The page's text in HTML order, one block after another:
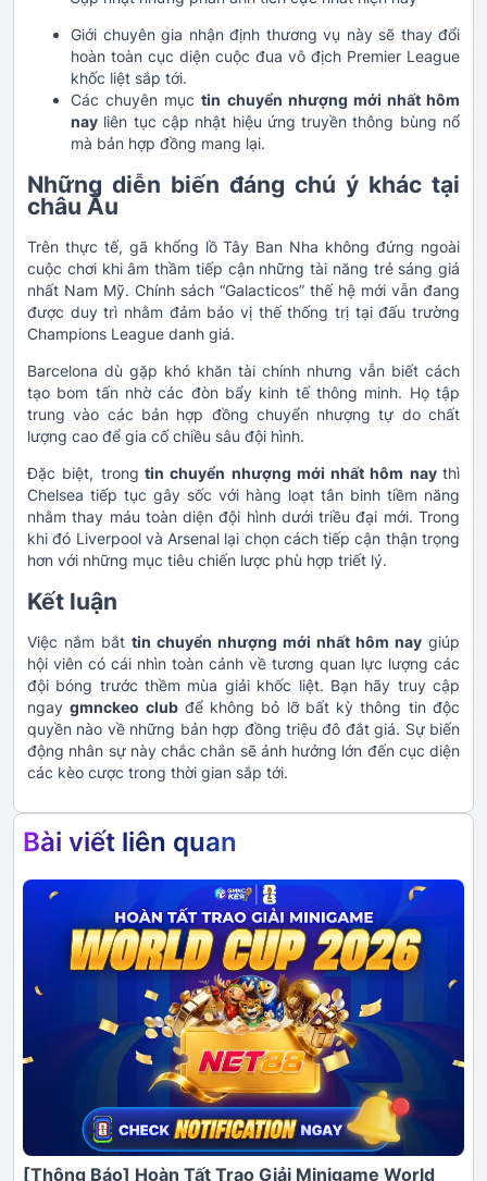
Giới chuyên gia nhận định thương vụ này sẽ thay đổi
hoàn toàn cục diện cuộc đua vô địch Premier League
khốc liệt sắp tới.
Các chuyên mụctin chuyển nhượng mới nhất hôm
nay liên tục cập nhật hiệu ứng truyền thông bùng nổ
mà bản hợp đồng mang lại.
Những diễn biến đáng chú ý khác tại
châu Âu
Trên thực tế, gã khổng lồ Tây Ban Nha không đứng ngoài
cuộc chơi khi âm thầm tiếp cận những tài năng trẻ sáng giá
nhất Nam Mỹ. Chính sách “Galacticos” thế hệ mới vẫn đang
được duy trì nhằm đảm bảo vị thế thống trị tại đấu trường
Champions League danh giá.
Barcelona dù gặp khó khăn tài chính nhưng vẫn biết cách
tạo bom tấn nhờ các đòn bẩy kinh tế thông minh. Họ tập
trung vào các bản hợp đồng chuyển nhượng tự do chất
lượng cao để gia cố chiều sâu đội hình.
Đặc biệt, trong tin chuyển nhượng mới nhất hôm naythì
Chelsea tiếp tục gây sốc với hàng loạt tân binh tiềm năng
nhằm thay máu toàn diện đội hình dưới triều đại mới. Trong
khi đó Liverpool và Arsenal lại chọn cách tiếp cận thận trọng
hơn với những mục tiêu chiến lược phù hợp triết lý.
Kết luận
Việc nắm bắt tin chuyển nhượng mới nhất hôm nay giúp
hội viên có cái nhìn toàn cảnh về tương quan lực lượng các
đội bóng trước thềm mùa giải khốc liệt. Bạn hãy truy cập
ngaygmnckeo clubđể không bỏ lỡ bất kỳ thông tin độc
quyền nào về những bản hợp đồng triệu đô đắt giá. Sự biến
động nhân sự này chắc chắn sẽ ảnh hưởng lớn đến cục diện
các kèo cược trong thời gian sắp tới.
Bài viết liên quan
[Thông Báo] Hoàn Tất Trao Giải Minigame World